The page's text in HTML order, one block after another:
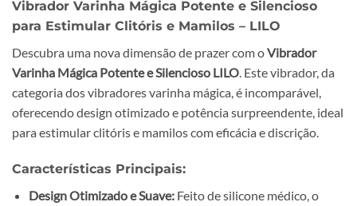
Vibrador Varinha Mágica Potente e Silencioso
para Estimular Clitóris e Mamilos – LILO
Descubra uma nova dimensão de prazer com oVibrador
Varinha Mágica Potente e Silencioso LILO. Este vibrador, da
categoria dos vibradores varinha mágica, é incomparável,
oferecendo design otimizado e potência surpreendente, ideal
para estimular clitóris e mamilos com eficácia e discrição.
Características Principais:
Design Otimizado e Suave:Feito de silicone médico, o